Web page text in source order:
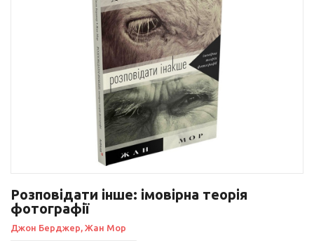
Розповідати інше: імовірна теорія
фотографії
Джон Берджер, Жан Мор